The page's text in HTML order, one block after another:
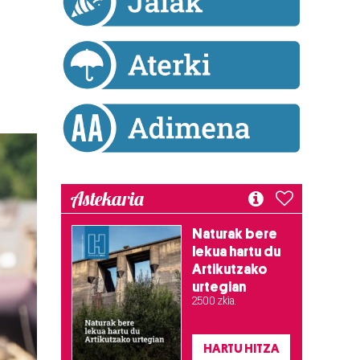
Astekaria
Naturak bere
lekua hartu du
Artikutzako
urtegian
2.500 zkia.
HARTU HITZA